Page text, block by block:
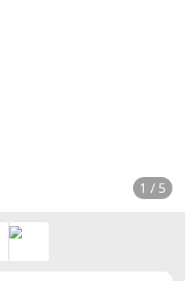
1 / 5